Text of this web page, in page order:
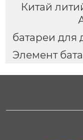
Китай
батареи для
Элемент